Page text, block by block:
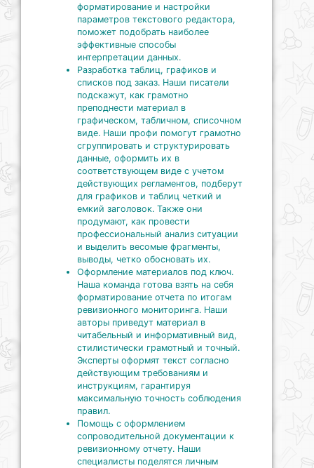
форматирование и настройки
параметров текстового редактора,
поможет подобрать наиболее
эффективные способы
интерпретации данных.
Разработка таблиц, графиков и
списков под заказ. Наши писатели
подскажут, как грамотно
преподнести материал в
графическом, табличном, списочном
виде. Наши профи помогут грамотно
сгруппировать и структурировать
данные, оформить их в
соответствующем виде с учетом
действующих регламентов, подберут
для графиков и таблиц четкий и
емкий заголовок. Также они
продумают, как провести
профессиональный анализ ситуации
и выделить весомые фрагменты,
выводы, четко обосновать их.
Оформление материалов под ключ.
Наша команда готова взять на себя
форматирование отчета по итогам
ревизионного мониторинга. Наши
авторы приведут материал в
читабельный и информативный вид,
стилистически грамотный и точный.
Эксперты оформят текст согласно
действующим требованиям и
инструкциям, гарантируя
максимальную точность соблюдения
правил.
Помощь с оформлением
сопроводительной документации к
ревизионному отчету. Наши
специалисты поделятся личным